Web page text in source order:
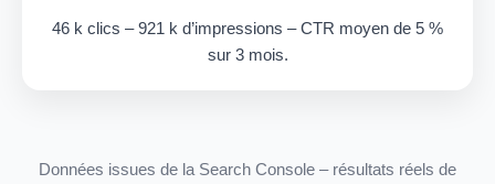
46 k clics – 921 k d’impressions – CTR moyen de 5 %
sur 3 mois.
Données issues de la Search Console – résultats réels de